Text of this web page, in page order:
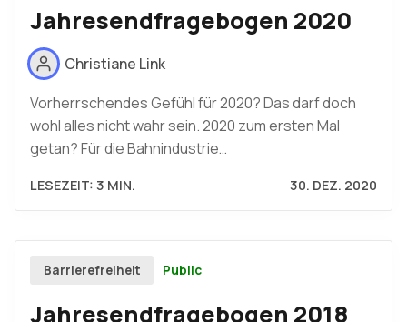
Jahresendfragebogen 2020
Christiane Link
Vorherrschendes Gefühl für 2020? Das darf doch
wohl alles nicht wahr sein. 2020 zum ersten Mal
getan? Für die Bahnindustrie…
LESEZEIT: 3 MIN. 30. DEZ. 2020
Barrierefreiheit Public
Jahresendfragebogen 2018